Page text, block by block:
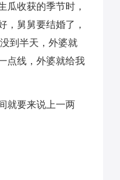
瓜收获的季节时，
，舅舅要结婚了，
到半天，外婆就
点线，外婆就给我
就要来说上一两